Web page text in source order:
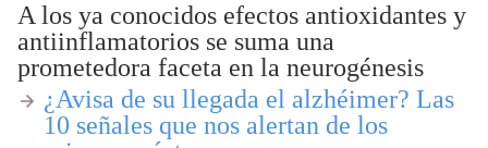
A los ya conocidos efectos antioxidantes y
antiinflamatorios se suma una
prometedora faceta en la neurogénesis
¿Avisa de su llegada el alzhéimer? Las
10 señales que nos alertan de los